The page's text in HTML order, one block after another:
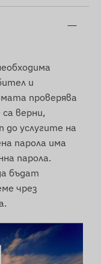
си
и
проверява
верни,
услугите на
парола има
парола.
бъдат
чрез